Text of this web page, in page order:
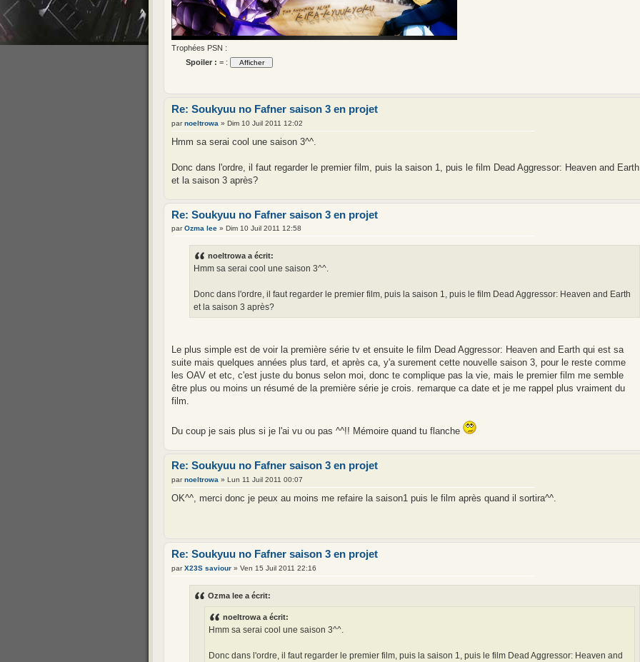
Trophées PSN :
Spoiler : = :
Re: Soukyuu no Fafner saison 3 en projet
parnoeltrowa » Dim 10 Juil 2011 12:02
Hmm sa serai cool une saison 3^^.
Donc dans l'ordre, il faut regarder le premier film, puis la saison 1, puis le film Dead Aggressor: Heaven and Earth
et la saison 3 après?
Re: Soukyuu no Fafner saison 3 en projet
parOzma lee » Dim 10 Juil 2011 12:58
noeltrowa a écrit:
Hmm sa serai cool une saison 3^^.
Donc dans l'ordre, il faut regarder le premier film, puis la saison 1, puis le film Dead Aggressor: Heaven and Earth
et la saison 3 après?
Le plus simple est de voir la première série tv et ensuite le film Dead Aggressor: Heaven and Earth qui est sa
suite mais quelques années plus tard, et après ca, y'a surement cette nouvelle saison 3, pour le reste comme
les OAV et etc, c'est juste du bonus selon moi, donc te complique pas la vie, mais le premier film me semble
être plus ou moins un résumé de la première série je crois. remarque ca date et je me rappel plus vraiment du
film.
Du coup je sais plus si je l'ai vu ou pas ^^!! Mémoire quand tu flanche
Re: Soukyuu no Fafner saison 3 en projet
parnoeltrowa » Lun 11 Juil 2011 00:07
OK^^, merci donc je peux au moins me refaire la saison1 puis le film après quand il sortira^^.
Re: Soukyuu no Fafner saison 3 en projet
parX23S saviour » Ven 15 Juil 2011 22:16
Ozma lee a écrit:
noeltrowa a écrit:
Hmm sa serai cool une saison 3^^.
Donc dans l'ordre, il faut regarder le premier film, puis la saison 1, puis le film Dead Aggressor: Heaven and